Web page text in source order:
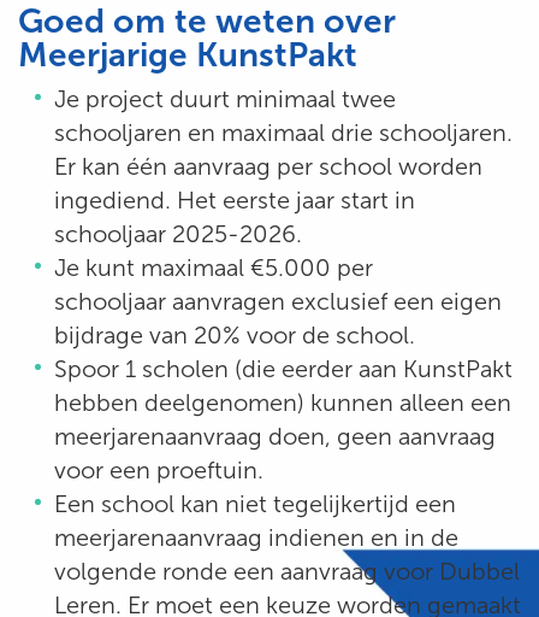
Goed om te weten over
Meerjarige KunstPakt
Je project duurt minimaal twee
schooljaren en maximaal drie schooljaren.
Er kan één aanvraag per school worden
ingediend. Het eerste jaar start in
schooljaar 2025-2026.
Je kunt maximaal €5.000 per
schooljaar aanvragen exclusief een eigen
bijdrage van 20% voor de school.
Spoor 1 scholen (die eerder aan KunstPakt
hebben deelgenomen) kunnen alleen een
meerjarenaanvraag doen, geen aanvraag
voor een proeftuin.
Een school kan niet tegelijkertijd een
meerjarenaanvraag indienen en in de
volgende ronde een aanvraag voor Dubbel
Leren. Er moet een keuze worden gemaakt